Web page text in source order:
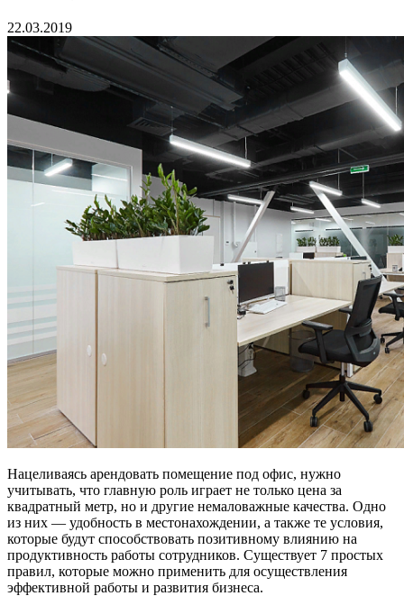
22.03.2019
Нацеливаясь арендовать помещение под офис, нужно
учитывать, что главную роль играет не только цена за
квадратный метр, но и другие немаловажные качества. Одно
из них — удобность в местонахождении, а также те условия,
которые будут способствовать позитивному влиянию на
продуктивность работы сотрудников. Существует 7 простых
правил, которые можно применить для осуществления
эффективной работы и развития бизнеса.